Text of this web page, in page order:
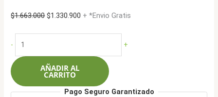
$1.663.000El
$1.330.900 El
$1.330.900.
+ *Envio Gratis
-
225/35ZR20
90WXL
Phantom
cantidad
+
AÑADIR AL
CARRITO
Pago Seguro Garantizado